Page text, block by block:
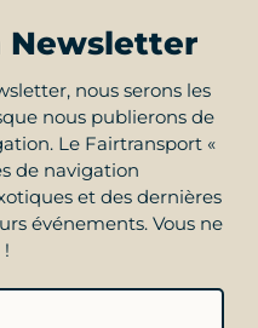
Newsletter
nous serons les
nous publierons de
Le Fairtransport «
de navigation
et des dernières
événements. Vous ne